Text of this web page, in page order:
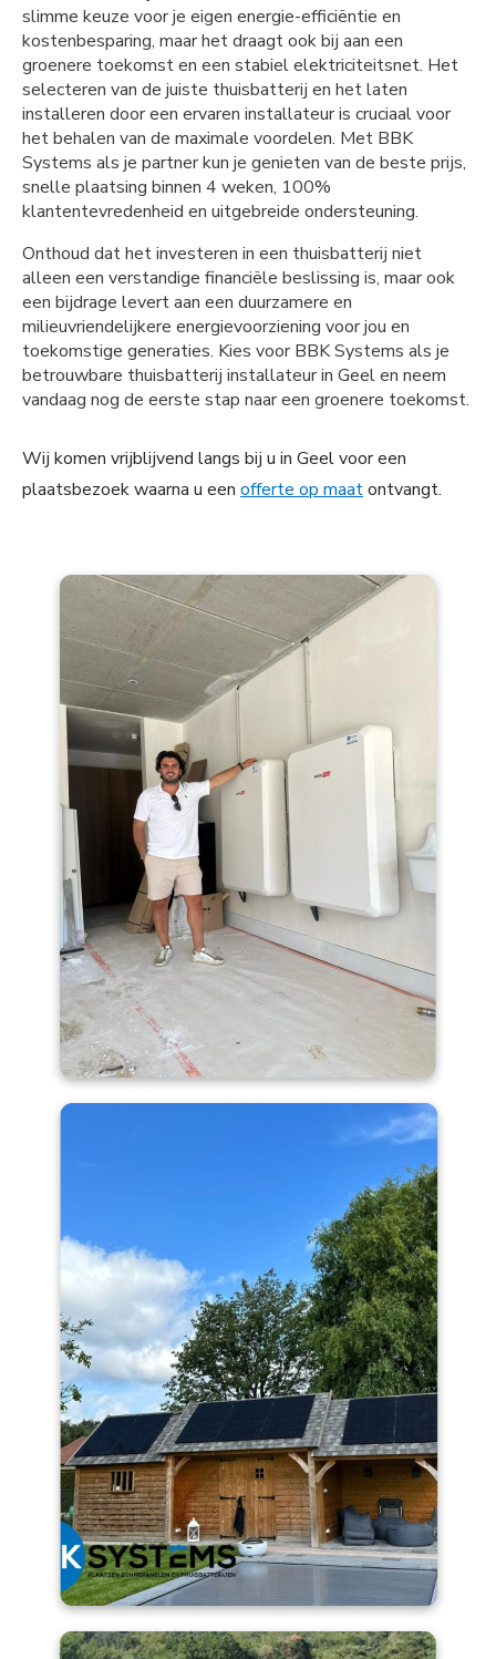
slimme keuze voor je eigen energie-efficiëntie en
kostenbesparing, maar het draagt ook bij aan een
groenere toekomst en een stabiel elektriciteitsnet. Het
selecteren van de juiste thuisbatterij en het laten
installeren door een ervaren installateur is cruciaal voor
het behalen van de maximale voordelen. Met BBK
Systems als je partner kun je genieten van de beste prijs,
snelle plaatsing binnen 4 weken, 100%
klantentevredenheid en uitgebreide ondersteuning.
Onthoud dat het investeren in een thuisbatterij niet
alleen een verstandige financiële beslissing is, maar ook
een bijdrage levert aan een duurzamere en
milieuvriendelijkere energievoorziening voor jou en
toekomstige generaties. Kies voor BBK Systems als je
betrouwbare thuisbatterij installateur in Geel en neem
vandaag nog de eerste stap naar een groenere toekomst.
Wij komen vrijblijvend langs bij u in Geel voor een
plaatsbezoek waarna u een offerte op maatontvangt.